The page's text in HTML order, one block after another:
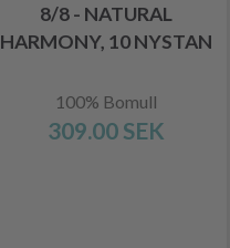
8/8 - NATURAL
HARMONY, 10 NYSTAN
100% Bomull
309.00 SEK